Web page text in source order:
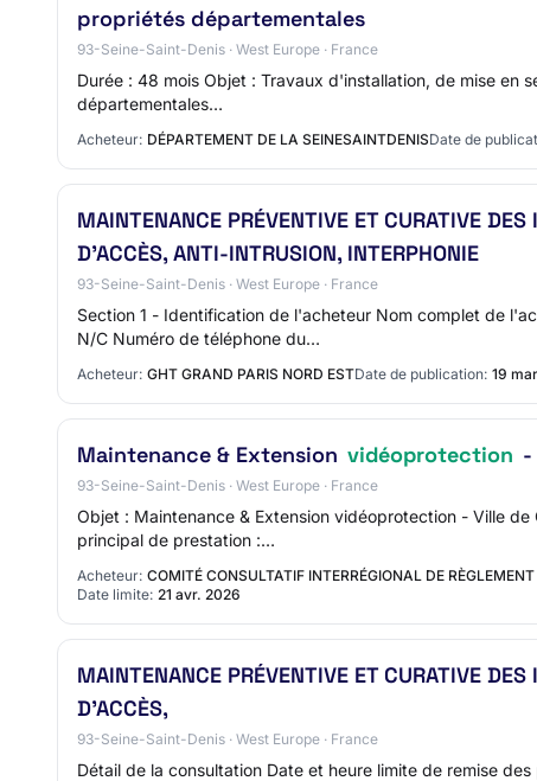
propriétés départementales
93-Seine-Saint-Denis · West Europe · France
Durée : 48 mois Objet : Travaux d'installation, de mise
départementales…
Acheteur: DÉPARTEMENT DE LA SEINESAINTDENISDate de
MAINTENANCE PRÉVENTIVE ET CURATIVE
D’ACCÈS, ANTI-INTRUSION, INTERPHONIE
93-Seine-Saint-Denis · West Europe · France
Section 1 - Identification de l'acheteur Nom complet de
N/C Numéro de téléphone du…
Acheteur: GHT GRAND PARIS NORD ESTDate de publication: 19
Maintenance & Extension vidéoprotection -
93-Seine-Saint-Denis · West Europe · France
Objet : Maintenance & Extension vidéoprotection - Ville
principal de prestation :…
Acheteur: COMITÉ CONSULTATIF INTERRÉGIONAL DE
Date limite: 21 avr. 2026
MAINTENANCE PRÉVENTIVE ET CURATIVE
D’ACCÈS,
93-Seine-Saint-Denis · West Europe · France
Détail de la consultation Date et heure limite de remise